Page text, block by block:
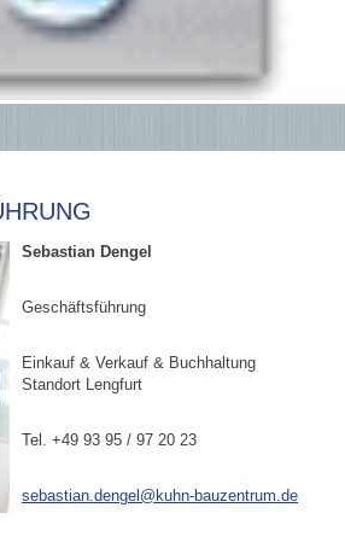
Sebastian Dengel
Geschäftsführung
Einkauf & Verkauf & Buchhaltung
Standort Lengfurt
Tel. +49 93 95 / 97 20 23
sebastian.dengel@kuhn-bauzentrum.de